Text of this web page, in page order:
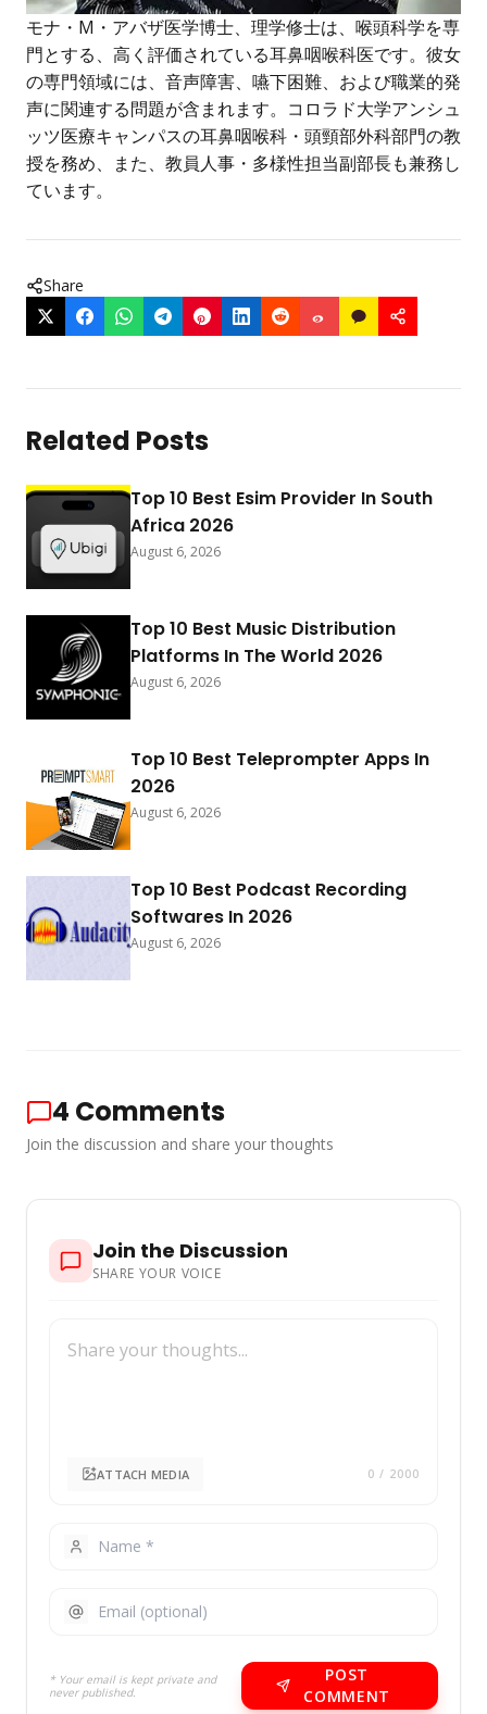
モナ・M・アバザ医学博士、理学修士は、喉頭科学を専
門とする、高く評価されている耳鼻咽喉科医です。彼女
の専門領域には、音声障害、嚥下困難、および職業的発
声に関連する問題が含まれます。コロラド大学アンシュ
ッツ医療キャンパスの耳鼻咽喉科・頭頸部外科部門の教
授を務め、また、教員人事・多様性担当副部長も兼務し
ています。
Share
Related Posts
Top 10 Best Esim Provider In South
Africa 2026
August 6, 2026
Top 10 Best Music Distribution
Platforms In The World 2026
August 6, 2026
Top 10 Best Teleprompter Apps In
2026
August 6, 2026
Top 10 Best Podcast Recording
Softwares In 2026
August 6, 2026
4 Comments
Join the discussion and share your thoughts
Join the Discussion
SHARE YOUR VOICE
ATTACH MEDIA 0 / 2000
* Your email is kept private and
never published.
POST
COMMENT